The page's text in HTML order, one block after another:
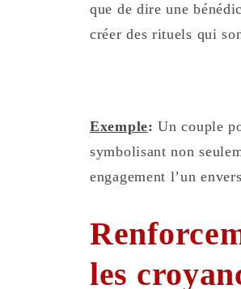
que de dire une
créer des rituels qui
Exemple: Un couple
symbolisant non
engagement l’un
les